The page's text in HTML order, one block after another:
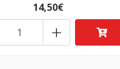
14,50€
+